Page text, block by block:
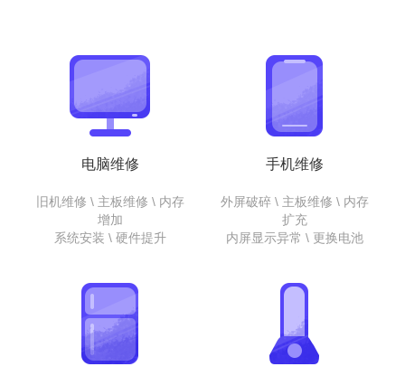
电脑维修
旧机维修 \ 主板维修 \ 内存
增加
系统安装 \ 硬件提升
手机维修
外屏破碎 \ 主板维修 \ 内存
扩充
内屏显示异常 \ 更换电池